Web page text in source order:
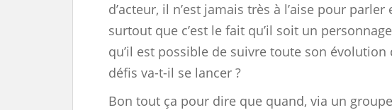
d’acteur, il n’est jamais très à l’aise pour
surtout que c’est le fait qu’il soit un
qu’il est possible de suivre toute son évolution
défis va-t-il se lancer ?
Bon tout ça pour dire que quand, via un